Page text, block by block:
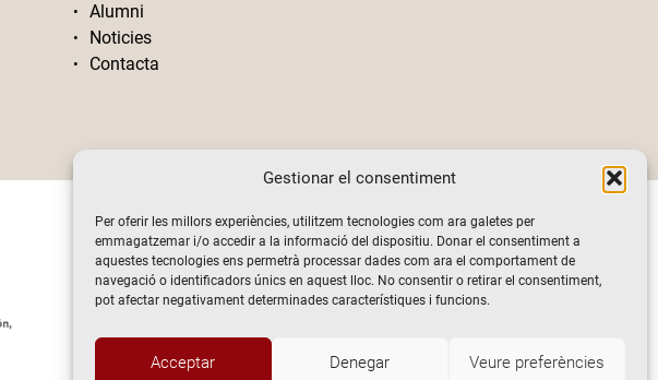
Gestionar el consentiment
Per oferir les millors experiències, utilitzem tecnologies com ara galetes per
emmagatzemar i/o accedir a la informació del dispositiu. Donar el consentiment a
aquestes tecnologies ens permetrà processar dades com ara el comportament de
navegació o identificadors únics en aquest lloc. No consentir o retirar el consentiment,
pot afectar negativament determinades característiques i funcions.
Acceptar Denegar Veure preferències
Alumni
Noticies
Contacta